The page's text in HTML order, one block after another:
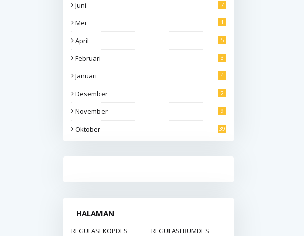
Juni 7
Mei 1
April 5
Februari 3
Januari 4
Desember 2
November 9
Oktober 39
HALAMAN
REGULASI KOPDES
REGULASI BUMDES